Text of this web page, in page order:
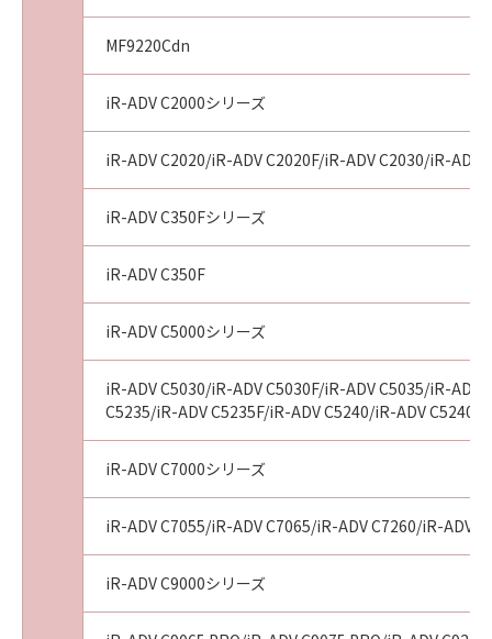
Inc./30-2, Shimomaruko 3-chome, Ohta-ku,
Tokyo 146-8501, Japan.
In the event that any section hereof is
declared or found to be illegal by any court or
tribunal of competent jurisdiction, such
section shall be null and void with respect to
the jurisdiction of that court or tribunal and
all the remaining provisions hereof shall
remain in full force and effect.
11. ACKNOWLEDGEMENT
BY CLICKING THE BUTTON INDICATING
INSTALLING THE SOFTWARE, YOU
ACKNOWLEDGE THAT YOU HAVE READ THIS
AGREEMENT, UNDERSTOOD IT, AND AGREE
TO BE BOUND BY ITS TERMS AND
CONDITIONS. YOU ALSO AGREE THAT THIS
EXCLUSIVE STATEMENT OF AGREEMENT
BETWEEN YOU AND CANON CONCERNING
THE SUBJECT MATTER HEREOF AND
SUPERSEDES ALL PROPOSALS OR PRIOR
MF9220Cdn
iR-ADV C2000シリーズ
iR-ADV C2020/iR-ADV C2020F/iR-ADV C2030/iR-
iR-ADV C350Fシリーズ
iR-ADV C350F
iR-ADV C5000シリーズ
iR-ADV C5030/iR-ADV C5030F/iR-ADV C5035/iR-
C5235/iR-ADV C5235F/iR-ADV C5240/iR-ADV
iR-ADV C7000シリーズ
iR-ADV C7055/iR-ADV C7065/iR-ADV C7260/iR-ADV
iR-ADV C9000シリーズ